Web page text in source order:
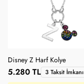
Disney Z Harf Kolye
5.280 TL 3 Taksit İmkanı